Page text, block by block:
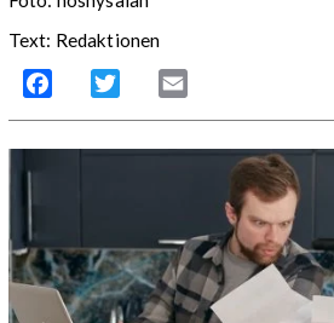
Text: Redaktionen
Facebook Twitter